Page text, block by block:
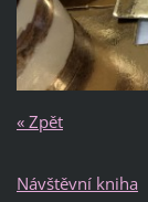
« Zpět
Návštěvní kniha